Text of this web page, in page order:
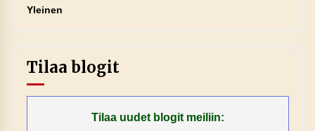
Yleinen
Tilaa blogit
Tilaa uudet blogit meiliin: